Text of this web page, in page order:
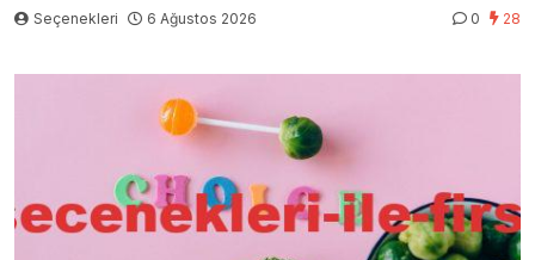
Seçenekleri 6 Ağustos 2026 0 28